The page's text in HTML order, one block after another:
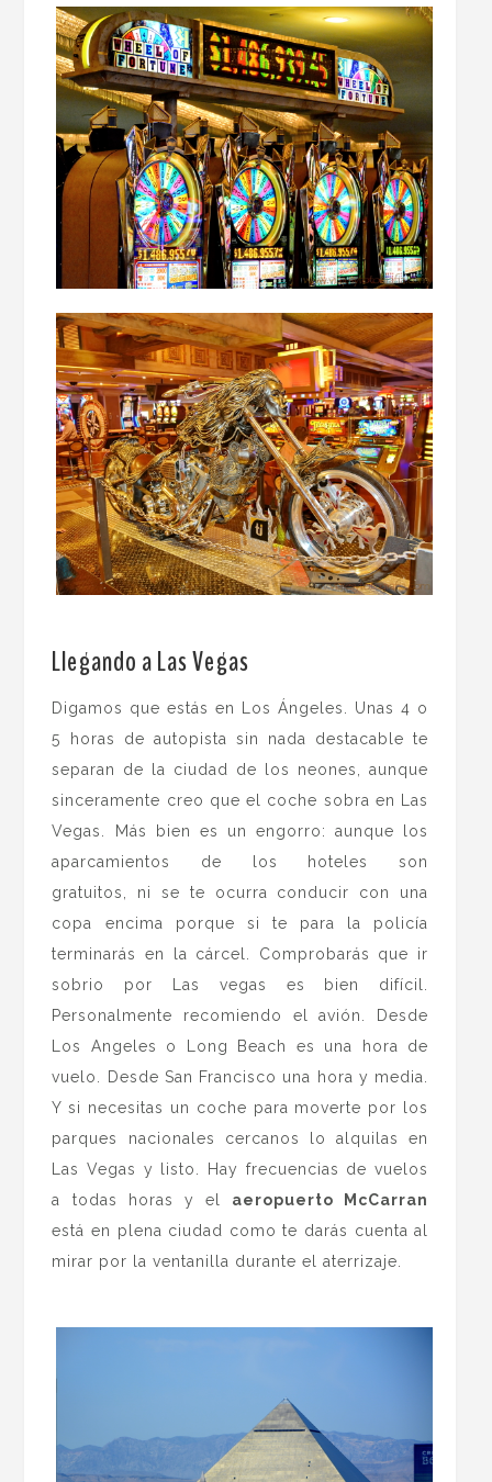
Llegando a Las Vegas
Digamos que estás en Los Ángeles. Unas 4 o
5 horas de autopista sin nada destacable te
separan de la ciudad de los neones, aunque
sinceramente creo que el coche sobra en Las
Vegas. Más bien es un engorro: aunque los
aparcamientos de los hoteles son
gratuitos, ni se te ocurra conducir con una
copa encima porque si te para la policía
terminarás en la cárcel. Comprobarás que ir
sobrio por Las vegas es bien difícil.
Personalmente recomiendo el avión. Desde
Los Angeles o Long Beach es una hora de
vuelo. Desde San Francisco una hora y media.
Y si necesitas un coche para moverte por los
parques nacionales cercanos lo alquilas en
Las Vegas y listo. Hay frecuencias de vuelos
a todas horas y el aeropuerto McCarran
está en plena ciudad como te darás cuenta al
mirar por la ventanilla durante el aterrizaje.